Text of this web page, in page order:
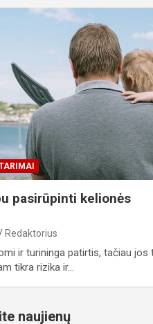
pasirūpinti kelionės
Redaktorius
ir turininga patirtis, tačiau jos
tikra rizika ir…
naujienų